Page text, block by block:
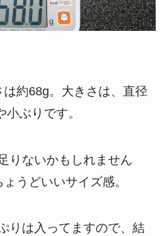
約68g。大きさは、直径
ぶりです。
りないかもしれません
うどいいサイズ感。
りは入ってますので、結